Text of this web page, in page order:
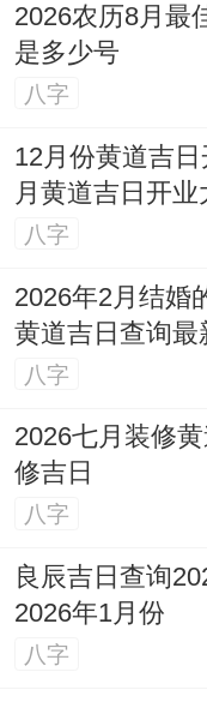
2026年5月12日
猪（癸亥）煞
亲友、进人口
牧养、补垣、塞
忌：祈福、开
寅时（03:00-04
59）、申时（
22:59）；
适合人群:、手
造性工作。
五，农历三月廿
开市、交易、
2026农历8月最
是多少号
八字
12月份黄道吉
月黄道吉日开业
八字
2026年2月结婚
黄道吉日查询最
八字
2026七月装修
修吉日
八字
良辰吉日查询
2026年1月份
八字